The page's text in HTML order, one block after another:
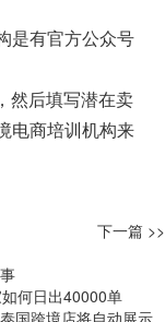
是有官方公众号
然后填写潜在卖
电商培训机构来
下一篇 >>
何日出40000单